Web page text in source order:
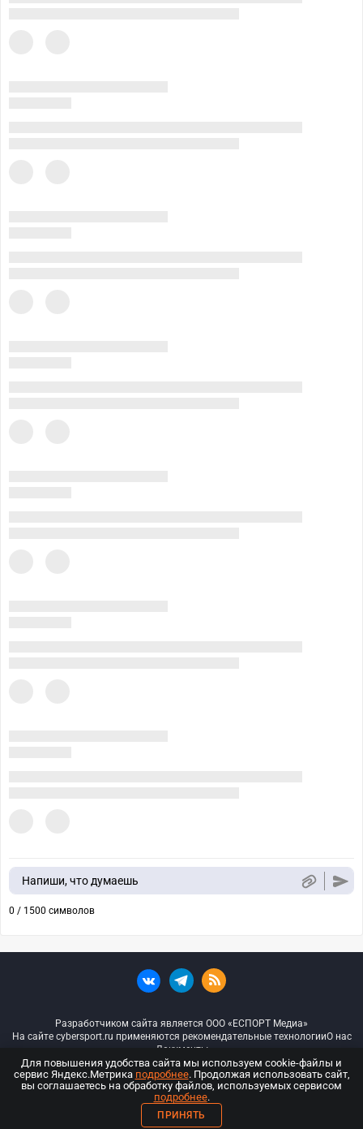
Напиши, что думаешь
0 / 1500 символов
Разработчиком сайта является ООО «ЕСПОРТ Медиа»
На сайте cybersport.ru применяются рекомендательные технологииО нас
Документы
© ООО «Киберспорт.ру» — Все права защищены
18+
Для повышения удобства сайта мы используем cookie-файлы и
сервис Яндекс.Метрика подробнее. Продолжая использовать сайт,
вы соглашаетесь на обработку файлов, используемых сервисом
подробнее.
ПРИНЯТЬ